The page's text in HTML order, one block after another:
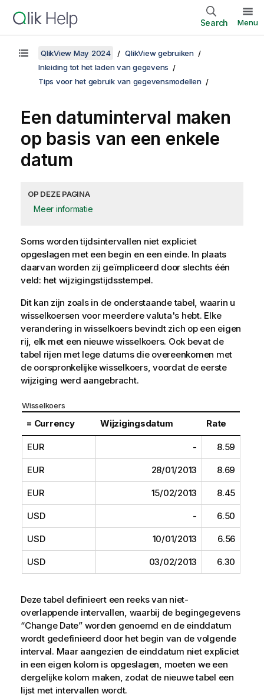
Search Menu
QlikView May 2024
QlikView gebruiken
Inleiding tot het laden van gegevens
Tips voor het gebruik van gegevensmodellen
Een datuminterval maken
op basis van een enkele
datum
OP DEZE PAGINA
Meer informatie
Soms worden tijdsintervallen niet expliciet
opgeslagen met een begin en een einde. In plaats
daarvan worden zij geïmpliceerd door slechts één
veld: het wijzigingstijdsstempel.
Dit kan zijn zoals in de onderstaande tabel, waarin u
wisselkoersen voor meerdere valuta's hebt. Elke
verandering in wisselkoers bevindt zich op een eigen
rij, elk met een nieuwe wisselkoers. Ook bevat de
tabel rijen met lege datums die overeenkomen met
de oorspronkelijke wisselkoers, voordat de eerste
wijziging werd aangebracht.
Wisselkoers
= Currency Wijzigingsdatum Rate
EUR - 8.59
EUR 28/01/2013 8.69
EUR 15/02/2013 8.45
USD - 6.50
USD 10/01/2013 6.56
USD 03/02/2013 6.30
Deze tabel definieert een reeks van niet-
overlappende intervallen, waarbij de begingegevens
“Change Date” worden genoemd en de einddatum
wordt gedefinieerd door het begin van de volgende
interval. Maar aangezien de einddatum niet expliciet
in een eigen kolom is opgeslagen, moeten we een
dergelijke kolom maken, zodat de nieuwe tabel een
lijst met intervallen wordt.